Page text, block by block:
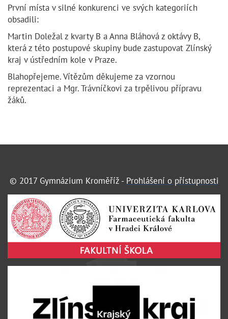
První místa v silné konkurenci ve svých kategoriích
obsadili:
Martin Doležal z kvarty B a Anna Bláhová z oktávy B,
která z této postupové skupiny bude zastupovat Zlínský
kraj v ústředním kole v Praze.
Blahopřejeme. Vítězům děkujeme za vzornou
reprezentaci a Mgr. Trávníčkovi za trpělivou přípravu
žáků.
© 2017 Gymnázium Kroměříž - Prohlášení o přístupnosti